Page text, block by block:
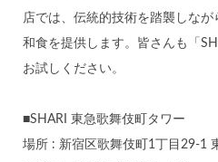
店では、伝統的技術を踏襲しな
和食を提供します。皆さんも「
お試しください。
■SHARI 東急歌舞伎町タワー
場所 : 新宿区歌舞伎町1丁目29-1